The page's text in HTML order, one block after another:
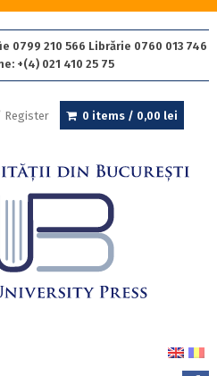
0799 210 566 Librărie 0760 013 746
+(4) 021 410 25 75
Register 0 items / 0,00 lei